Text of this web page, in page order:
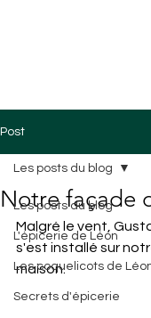
Post
Les posts du blog
L'épicerie de Léon
Les coquelicots de
Secrets d'épicerie
Les posts du blog
Notre façade
Malgré le vent,
s'est installé sur
maison.